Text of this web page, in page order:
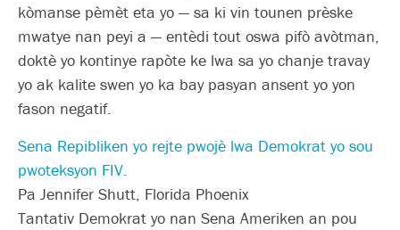
kòmanse pèmèt eta yo — sa ki vin tounen prèske
mwatye nan peyi a — entèdi tout oswa pifò avòtman,
doktè yo kontinye rapòte ke lwa sa yo chanje travay
yo ak kalite swen yo ka bay pasyan ansent yo yon
fason negatif.
Sena Repibliken yo rejte pwojè lwa Demokrat yo sou
pwoteksyon FIV.
Pa Jennifer Shutt, Florida Phoenix
Tantativ Demokrat yo nan Sena Ameriken an pou